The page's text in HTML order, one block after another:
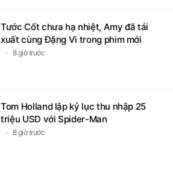
Tước Cốt chưa hạ nhiệt, Amy đã tái
xuất cùng Đặng Vi trong phim mới
8 giờ trước
Tom Holland lập kỷ lục thu nhập 25
triệu USD với Spider-Man
8 giờ trước